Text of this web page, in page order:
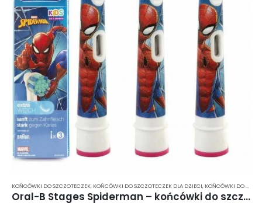
KOŃCÓWKI DO SZCZOTECZEK, KOŃCÓWKI DO SZCZOTECZEK DLA DZIECI, KOŃCÓWKI DO SZCZOTECZKI ELEKTRYCZNEJ
Oral-B Stages Spiderman – końcówki do szczoteczki elektrycznej dla dzieci 3 szt.